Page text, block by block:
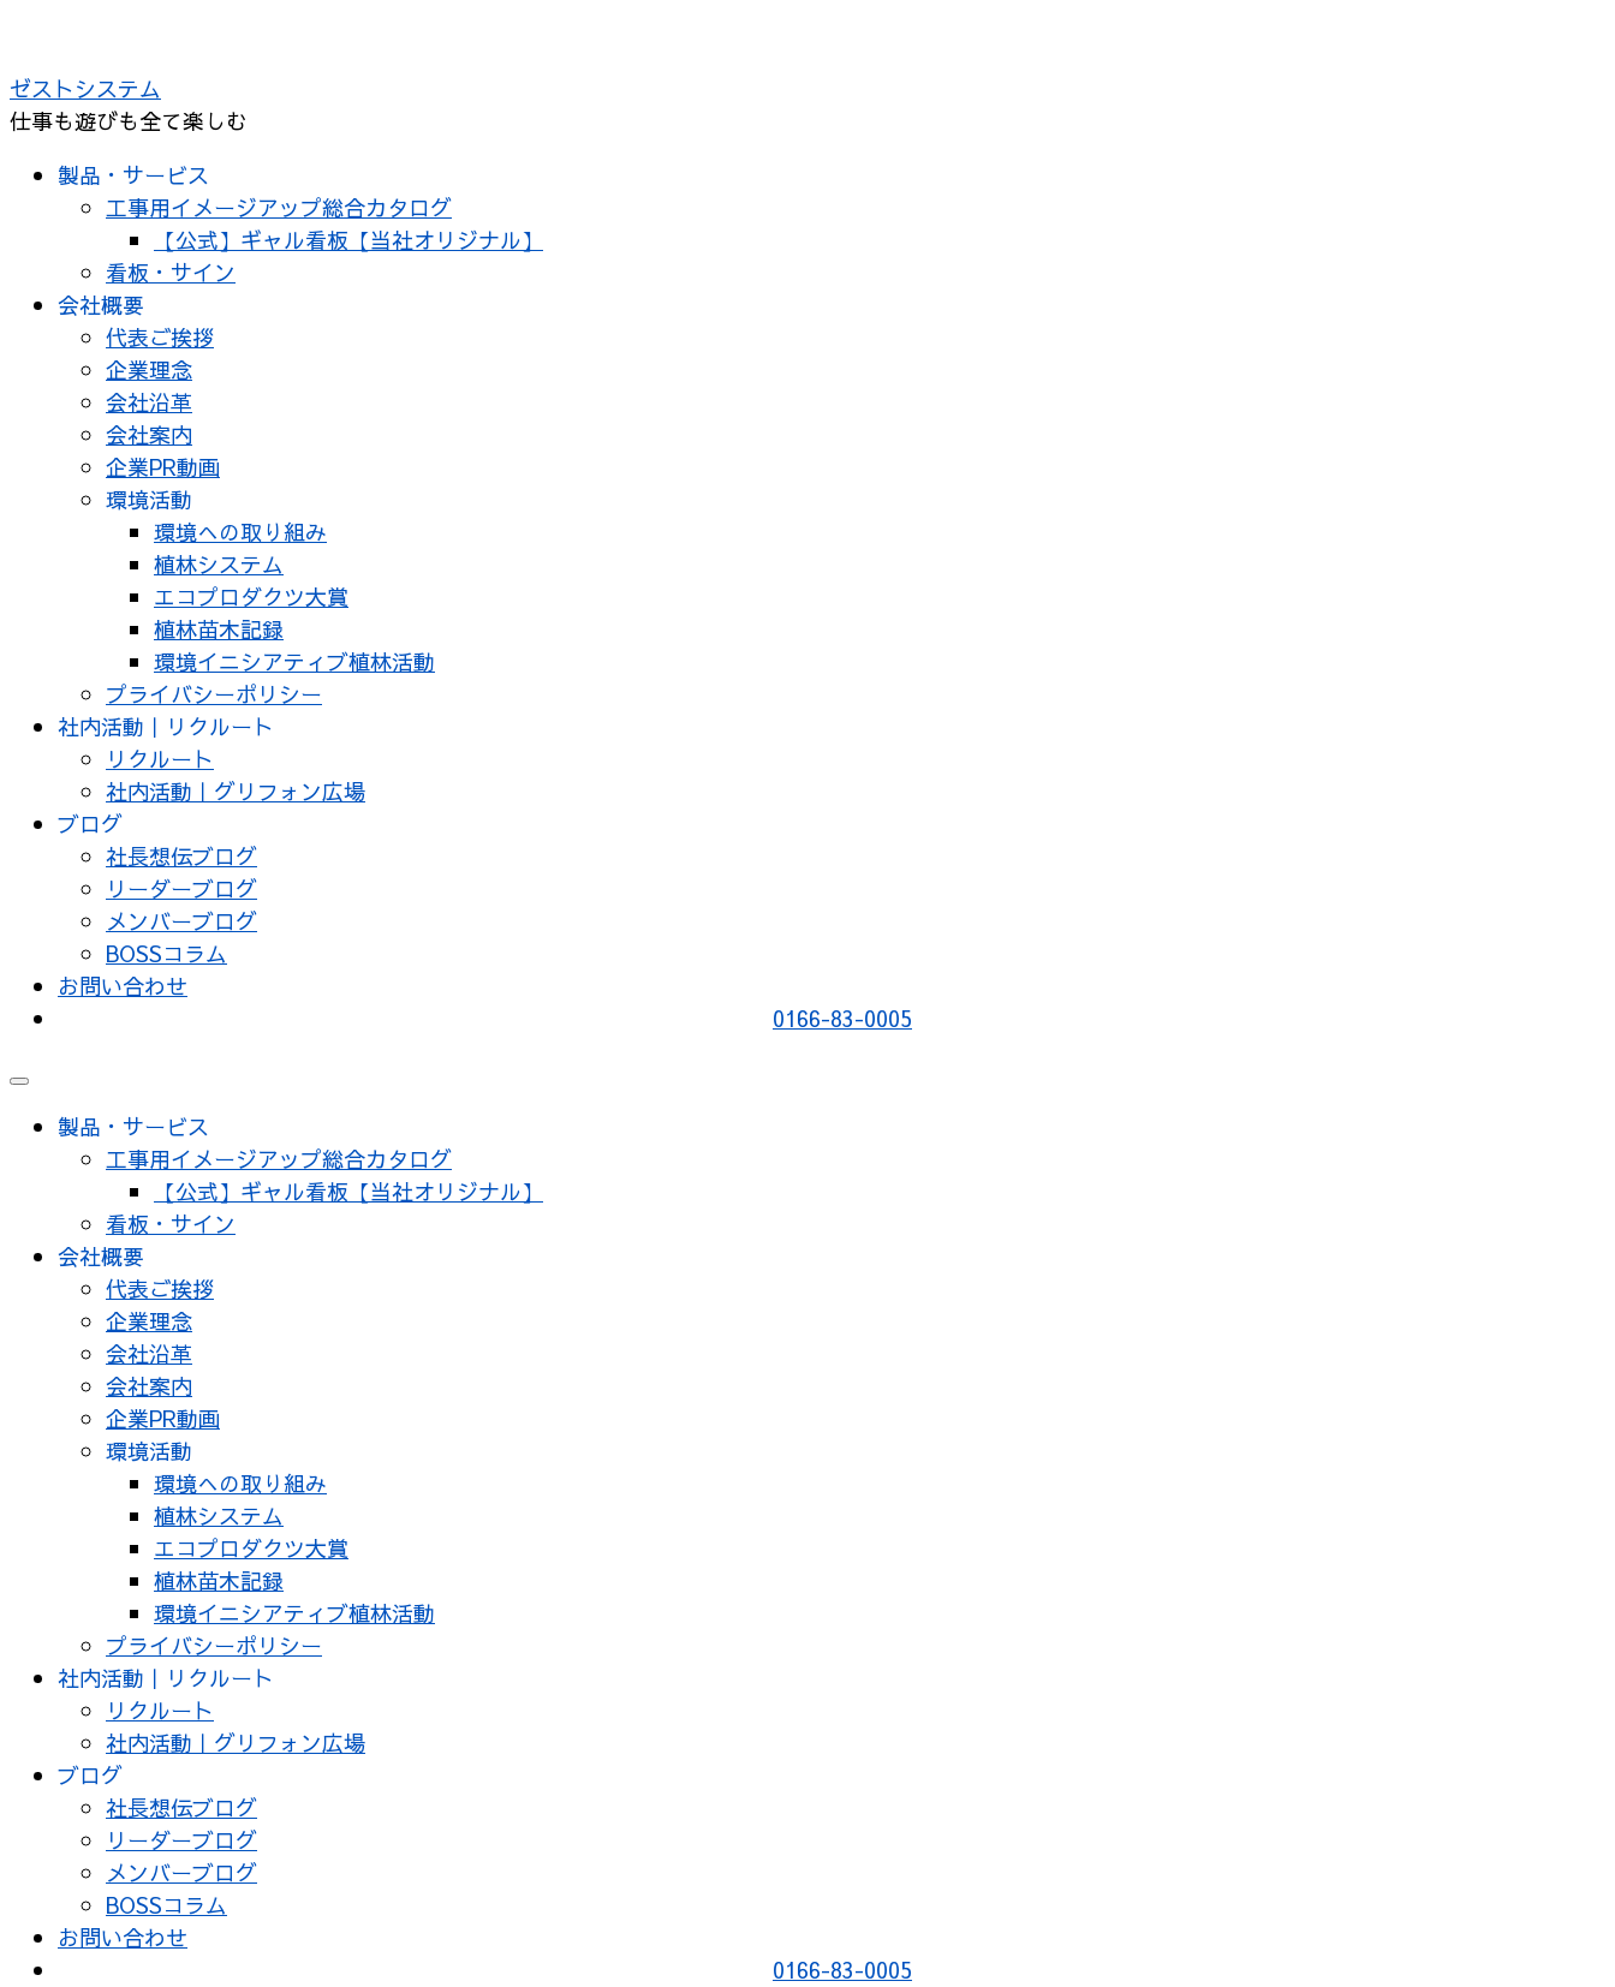
テ
ン
ゼストシステム
仕事も遊びも全て楽しむ
製品・サービス
工事用イメージアップ総合カタログ
【公式】ギャル看板【当社オリジナル】
看板・サイン
会社概要
代表ご挨拶
企業理念
会社沿革
会社案内
企業PR動画
環境活動
環境への取り組み
植林システム
エコプロダクツ大賞
植林苗木記録
環境イニシアティブ植林活動
プライバシーポリシー
社内活動｜リクルート
リクルート
社内活動｜グリフォン広場
ブログ
社長想伝ブログ
リーダーブログ
メンバーブログ
BOSSコラム
お問い合わせ
0166-83-0005
メ
製品・サービス
工事用イメージアップ総合カタログ
【公式】ギャル看板【当社オリジナル】
看板・サイン
会社概要
代表ご挨拶
企業理念
会社沿革
会社案内
企業PR動画
環境活動
環境への取り組み
植林システム
エコプロダクツ大賞
植林苗木記録
環境イニシアティブ植林活動
プライバシーポリシー
社内活動｜リクルート
リクルート
社内活動｜グリフォン広場
ブログ
社長想伝ブログ
リーダーブログ
メンバーブログ
BOSSコラム
お問い合わせ
0166-83-0005